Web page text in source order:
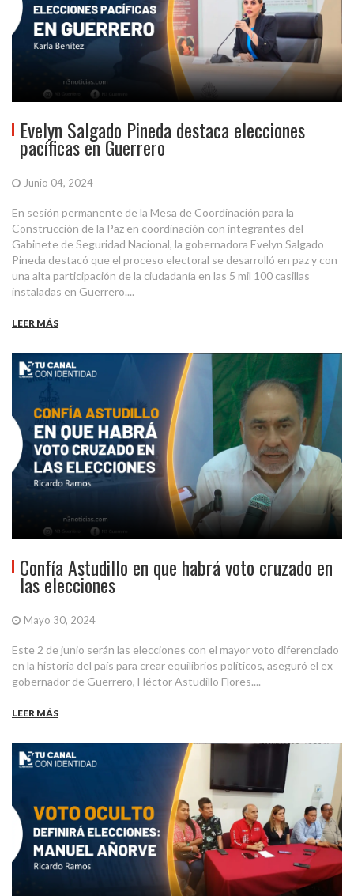
Evelyn Salgado Pineda destaca elecciones
pacíficas en Guerrero
Junio 04, 2024
En sesión permanente de la Mesa de Coordinación para la
Construcción de la Paz en coordinación con integrantes del
Gabinete de Seguridad Nacional, la gobernadora Evelyn Salgado
Pineda destacó que el proceso electoral se desarrolló en paz y con
una alta participación de la ciudadanía en las 5 mil 100 casillas
instaladas en Guerrero....
LEER MÁS
Confía Astudillo en que habrá voto cruzado en
las elecciones
Mayo 30, 2024
Este 2 de junio serán las elecciones con el mayor voto diferenciado
en la historia del país para crear equilibrios políticos, aseguró el ex
gobernador de Guerrero, Héctor Astudillo Flores....
LEER MÁS